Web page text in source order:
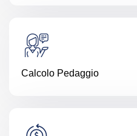
Calcolo Pedaggio